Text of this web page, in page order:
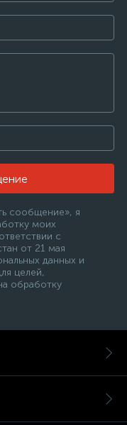
сообщение», я
моих
с
от 21 мая
данных и
целей,
обработку